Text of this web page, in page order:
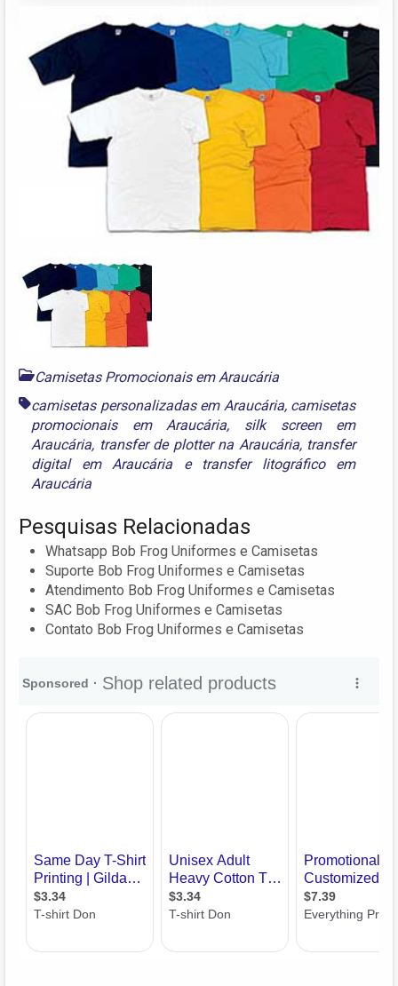
Camisetas Promocionais em Araucária
camisetas personalizadas em Araucária, camisetas
promocionais em Araucária, silk screen em
Araucária, transfer de plotter na Araucária, transfer
digital em Araucária e transfer litográfico em
Araucária
Pesquisas Relacionadas
Whatsapp Bob Frog Uniformes e Camisetas
Suporte Bob Frog Uniformes e Camisetas
Atendimento Bob Frog Uniformes e Camisetas
SAC Bob Frog Uniformes e Camisetas
Contato Bob Frog Uniformes e Camisetas